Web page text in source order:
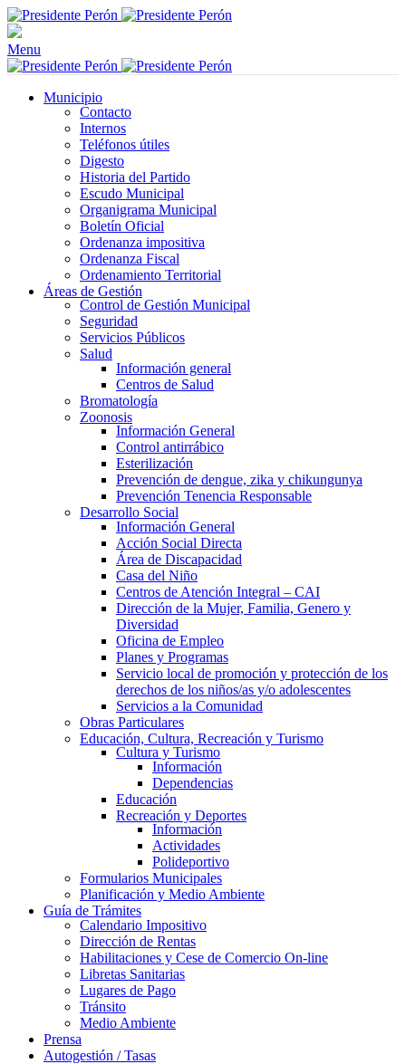
Menu
Municipio
Contacto
Internos
Teléfonos útiles
Digesto
Historia del Partido
Escudo Municipal
Organigrama Municipal
Boletín Oficial
Ordenanza impositiva
Ordenanza Fiscal
Ordenamiento Territorial
Áreas de Gestión
Control de Gestión Municipal
Seguridad
Servicios Públicos
Salud
Información general
Centros de Salud
Bromatología
Zoonosis
Información General
Control antirrábico
Esterilización
Prevención de dengue, zika y chikungunya
Prevención Tenencia Responsable
Desarrollo Social
Información General
Acción Social Directa
Área de Discapacidad
Casa del Niño
Centros de Atención Integral – CAI
Dirección de la Mujer, Familia, Genero y
Diversidad
Oficina de Empleo
Planes y Programas
Servicio local de promoción y protección de los
derechos de los niños/as y/o adolescentes
Servicios a la Comunidad
Obras Particulares
Educación, Cultura, Recreación y Turismo
Cultura y Turismo
Información
Dependencias
Educación
Recreación y Deportes
Información
Actividades
Polideportivo
Formularios Municipales
Planificación y Medio Ambiente
Guía de Trámites
Calendario Impositivo
Dirección de Rentas
Habilitaciones y Cese de Comercio On-line
Libretas Sanitarias
Lugares de Pago
Tránsito
Medio Ambiente
Prensa
Autogestión / Tasas